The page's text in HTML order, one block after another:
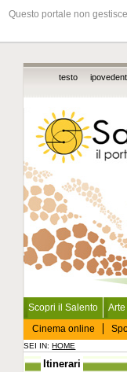
Questo portale non
testo
Scopri il Salento
Cinema online
SEI IN:HOME
Itinerari